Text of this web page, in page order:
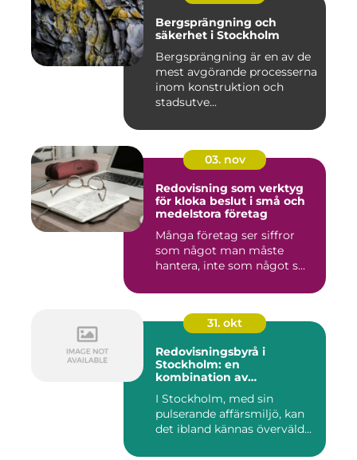
Bergsprängning och
säkerhet i Stockholm
Bergsprängning är en av de
mest avgörande processerna
inom konstruktion och
stadsutve...
03. nov
Redovisning som verktyg
för kloka beslut i små och
medelstora företag
Många företag ser siffror
som något man måste
hantera, inte som något s...
31. okt
Redovisningsbyrå i
Stockholm: en
kombination av
personlig service
I Stockholm, med sin
pulserande affärsmiljö, kan
det ibland kännas överväld...